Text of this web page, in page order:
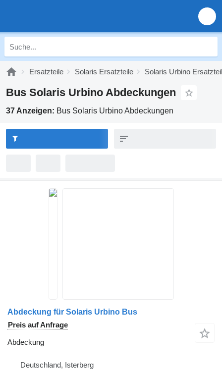
Ersatzteile Solaris Ersatzteile Solaris Urbino
Bus Solaris Urbino Abdeckungen
37 Anzeigen: Bus Solaris Urbino Abdeckungen
Abdeckung für Solaris Urbino Bus
Preis auf Anfrage
Abdeckung
Deutschland, Isterberg